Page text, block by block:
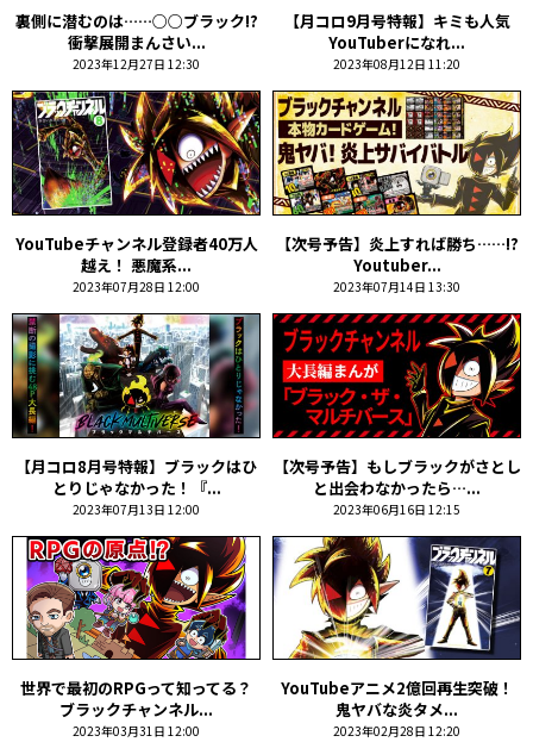
裏側に潜むのは……○○ブラック!?
衝撃展開まんさい...
2023年12月27日 12:30
【月コロ9月号特報】キミも人気
YouTuberになれ...
2023年08月12日 11:20
YouTubeチャンネル登録者40万人
越え！ 悪魔系...
2023年07月28日 12:00
【次号予告】炎上すれば勝ち……!?
Youtuber...
2023年07月14日 13:30
【月コロ8月号特報】ブラックはひ
とりじゃなかった！『...
2023年07月13日 12:00
【次号予告】もしブラックがさとし
と出会わなかったら…...
2023年06月16日 12:15
世界で最初のRPGって知ってる？
ブラックチャンネル...
2023年03月31日 12:00
YouTubeアニメ2億回再生突破！
鬼ヤバな炎タメ...
2023年02月28日 12:20